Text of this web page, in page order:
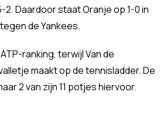
2. Daardoor staat Oranje op 1-0 in
de Yankees.
ranking, terwijl Van de
maakt op de tennisladder. De
2 van zijn 11 potjes hiervoor.